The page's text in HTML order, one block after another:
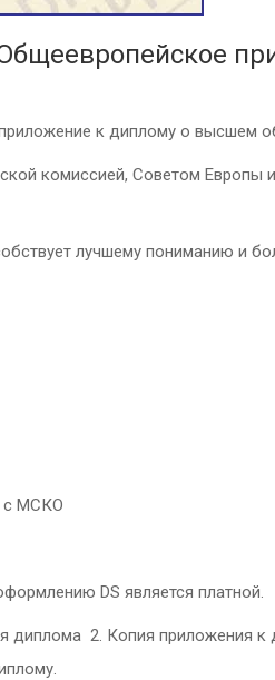
к диплому о высшем
комиссией, Советом
лучшему пониманию и
с МСКО
DS является платной.
2. Копия приложения к